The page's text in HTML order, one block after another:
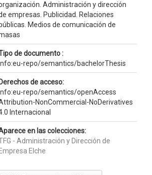
Administración y dirección
empresas. Publicidad. Relaciones
Medios de comunicación de
de documento :
repo/semantics/bachelorThesis
Derechos de acceso:
repo/semantics/openAccess
NonCommercial-NoDerivatives
Internacional
en las colecciones:
- Administración y Dirección de
Empresa Elche